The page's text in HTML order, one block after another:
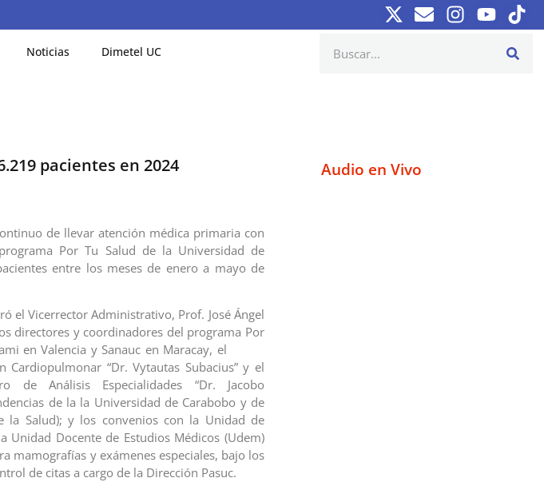
Noticias Dimetel UC
pacientes en 2024
de llevar atención médica primaria con
Por Tu Salud de la Universidad de
entre los meses de enero a mayo de
el Vicerrector Administrativo, Prof. José Ángel
directores y coordinadores del programa Por
en Valencia y Sanauc en Maracay, el
Cardiopulmonar “Dr. Vytautas Subacius” y el
de Análisis Especialidades “Dr. Jacobo
de la la Universidad de Carabobo y de
la Salud); y los convenios con la Unidad de
Unidad Docente de Estudios Médicos (Udem)
mamografías y exámenes especiales, bajo los
de citas a cargo de la Dirección Pasuc.
Audio en Vivo